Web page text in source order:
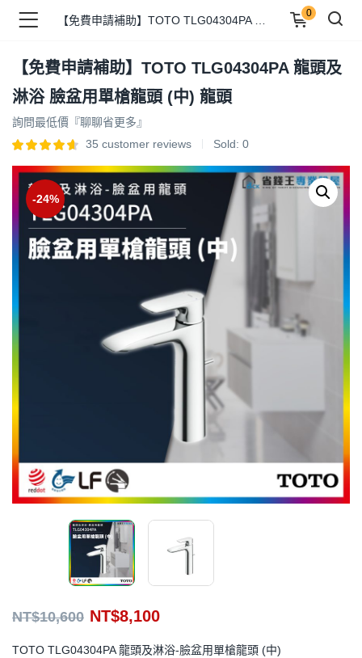
)
)
0
【免費申請補助】TOTO TLG04304PA 龍頭及
淋浴 臉盆用單槍龍頭 (中) 龍頭
詢問最低價『聊聊省更多』
35 customer reviews Sold: 0
-24%
NT$10,600 NT$8,100
TOTO TLG04304PA 龍頭及淋浴-臉盆用單槍龍頭 (中)